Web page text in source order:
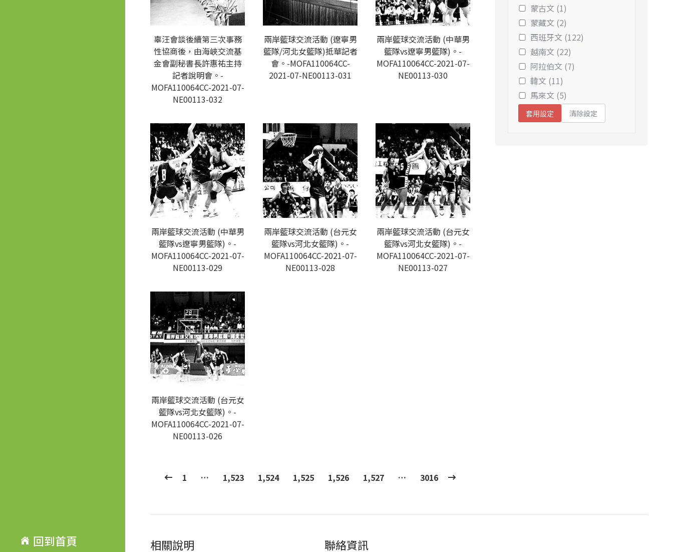
回到首頁
辜汪會談後續第三次事務
性協商後，由海峽交流基
金會副秘書長許惠祐主持
記者說明會。-
MOFA110064CC-2021-07-
NE00113-032
兩岸籃球交流活動 (遼寧男
籃隊/河北女籃隊)抵華記者
會。-MOFA110064CC-
2021-07-NE00113-031
兩岸籃球交流活動 (中華男
籃隊vs遼寧男籃隊)。-
MOFA110064CC-2021-07-
NE00113-030
兩岸籃球交流活動 (中華男
籃隊vs遼寧男籃隊)。-
MOFA110064CC-2021-07-
NE00113-029
兩岸籃球交流活動 (台元女
籃隊vs河北女籃隊)。-
MOFA110064CC-2021-07-
NE00113-028
兩岸籃球交流活動 (台元女
籃隊vs河北女籃隊)。-
MOFA110064CC-2021-07-
NE00113-027
兩岸籃球交流活動 (台元女
籃隊vs河北女籃隊)。-
MOFA110064CC-2021-07-
NE00113-026
1 … 1,523 1,524 1,525 1,526 1,527 … 3016
蒙古文 (1)
蒙藏文 (2)
西班牙文 (122)
越南文 (22)
阿拉伯文 (7)
韓文 (11)
馬來文 (5)
套用設定 清除設定
相關說明 聯絡資訊